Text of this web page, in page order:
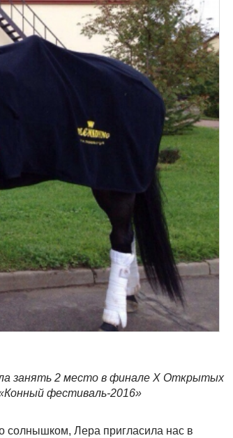
занять 2 место в финале Х Открытых
фестиваль-2016»
солнышком, Лера пригласила нас в